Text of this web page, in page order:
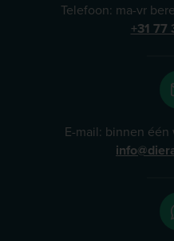
Telefoon: ma-vr
+31
E-mail: binnen